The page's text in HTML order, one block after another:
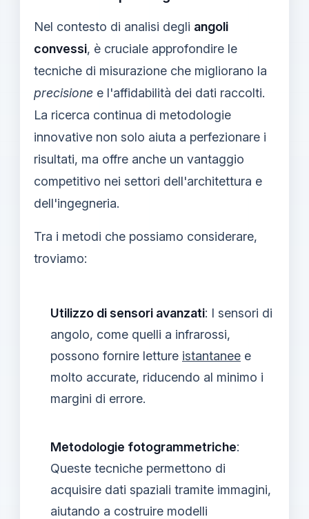
Nel contesto di analisi degli angoli
convessi, è cruciale approfondire le
tecniche di misurazione che migliorano la
precisione e l'affidabilità dei dati raccolti.
La ricerca continua di metodologie
innovative non solo aiuta a perfezionare i
risultati, ma offre anche un vantaggio
competitivo nei settori dell'architettura e
dell'ingegneria.
Tra i metodi che possiamo considerare,
troviamo:
Utilizzo di sensori avanzati: I sensori di
angolo, come quelli a infrarossi,
possono fornire letture istantanee e
molto accurate, riducendo al minimo i
margini di errore.
Metodologie fotogrammetriche:
Queste tecniche permettono di
acquisire dati spaziali tramite immagini,
aiutando a costruire modelli